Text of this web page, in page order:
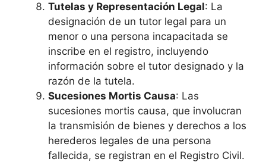
Tutelas y Representación Legal: La
designación de un tutor legal para un
menor o una persona incapacitada se
inscribe en el registro, incluyendo
información sobre el tutor designado y la
razón de la tutela.
Sucesiones Mortis Causa: Las
sucesiones mortis causa, que involucran
la transmisión de bienes y derechos a los
herederos legales de una persona
fallecida, se registran en el Registro Civil.